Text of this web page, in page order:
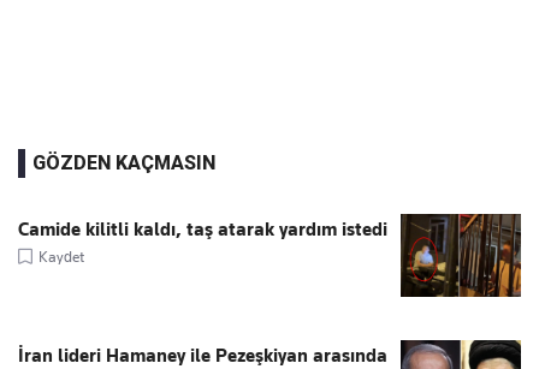
GÖZDEN KAÇMASIN
Camide kilitli kaldı, taş atarak yardım istedi
Kaydet
İran lideri Hamaney ile Pezeşkiyan arasında